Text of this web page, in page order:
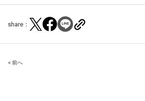
share：
Post
< 前へ